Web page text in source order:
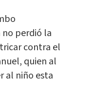
perdió la
contra el
quien al
al niño esta